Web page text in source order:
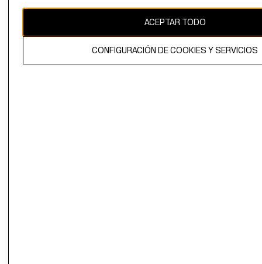
El contenido de esta página web está protegido por copyright y es
propiedad de H&M Hennes & Mauritz AB.
ACEPTAR TODO
CONFIGURACIÓN DE COOKIES Y SERVICIOS